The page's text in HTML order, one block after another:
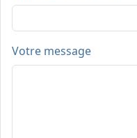
Votre message